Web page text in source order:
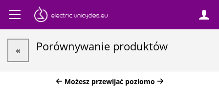
« Porównywanie produktów
Możesz przewijać poziomo